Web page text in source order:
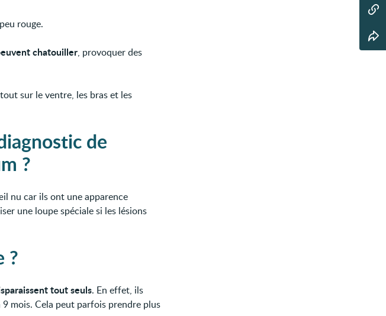
rouge.
chatouiller, provoquer des
sur le ventre, les bras et les
de
?
nu car ils ont une apparence
une loupe spéciale si les lésions
?
tout seuls. En effet, ils
mois. Cela peut parfois prendre plus